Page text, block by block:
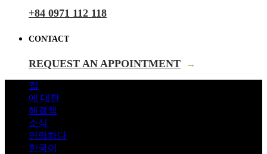
+84 0971 112 118
CONTACT
REQUEST AN APPOINTMENT →
집
에 대한
해결책
소식
연락하다
한국어